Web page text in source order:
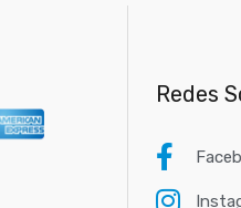
Redes